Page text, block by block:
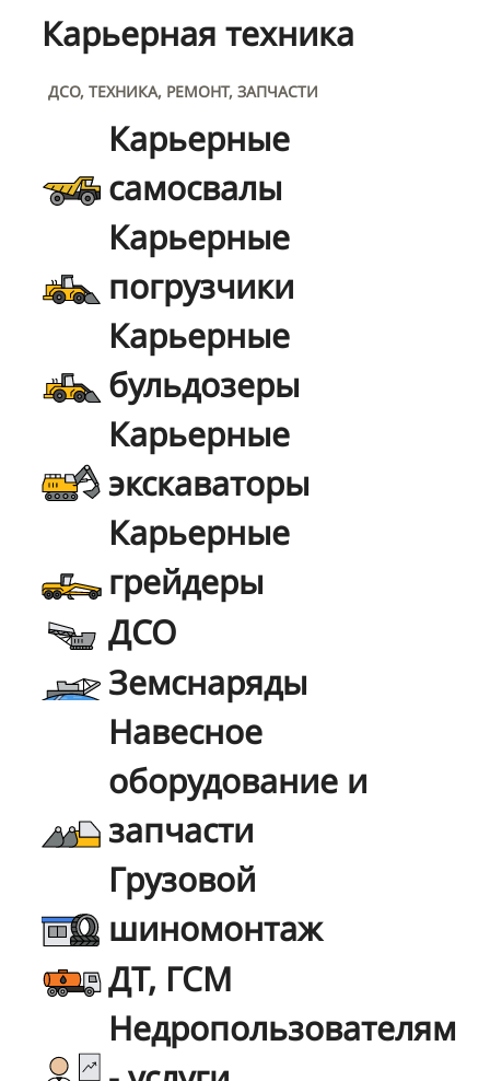
Карьерная техника
ДСО, ТЕХНИКА, РЕМОНТ, ЗАПЧАСТИ
Карьерные
самосвалы
Карьерные
погрузчики
Карьерные
бульдозеры
Карьерные
экскаваторы
Карьерные
грейдеры
ДСО
Земснаряды
Навесное
оборудование и
запчасти
Грузовой
шиномонтаж
ДТ, ГСМ
Недропользователям